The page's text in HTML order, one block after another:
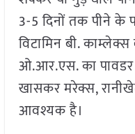
3-5 दिनों तक पीने के
विटामिन बी.
ओ.आर.एस. का पावडर
खासकर मरेक्स,
आवश्यक है।